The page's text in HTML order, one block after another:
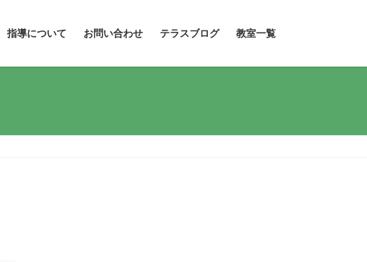
指導について お問い合わせ テラスブログ 教室一覧